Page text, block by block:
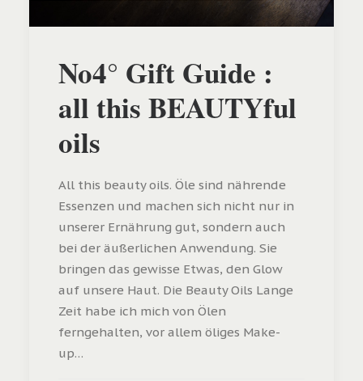
No4° Gift Guide :
all this BEAUTYful
oils
All this beauty oils. Öle sind nährende
Essenzen und machen sich nicht nur in
unserer Ernährung gut, sondern auch
bei der äußerlichen Anwendung. Sie
bringen das gewisse Etwas, den Glow
auf unsere Haut. Die Beauty Oils Lange
Zeit habe ich mich von Ölen
ferngehalten, vor allem öliges Make-
up…